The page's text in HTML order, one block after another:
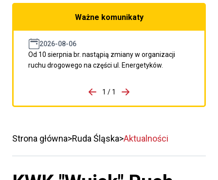
Ważne komunikaty
2026-08-06
Od 10 sierpnia br. nastąpią zmiany w organizacji
ruchu drogowego na części ul. Energetyków.
porzpedniego komunikatu
1 / 1
Przejdź do następnego
Strona główna Ruda Śląska Aktualności